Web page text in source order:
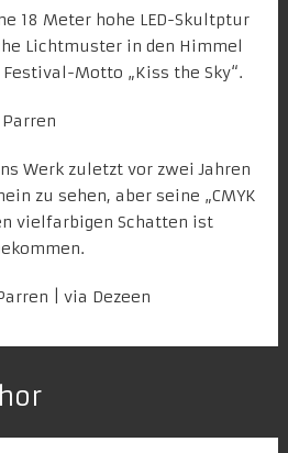
18 Meter hohe LED-Skultptur
Lichtmuster in den Himmel
Motto „Kiss the Sky“.
Werk zuletzt vor zwei Jahren
zu sehen, aber seine „CMYK
vielfarbigen Schatten ist
| via Dezeen